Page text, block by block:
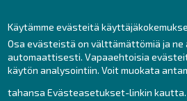
Käytämme evästeitä
Osa evästeistä on välttämättömiä ja ne
automaattisesti. Vapaaehtoisia
käytön analysointiin. Voit muokata
tahansa Evästeasetukset-linkin kautta.
Puh. 044 439
Kesäaukioloajat ma –
sekä tunti ennen
lipunmyynti